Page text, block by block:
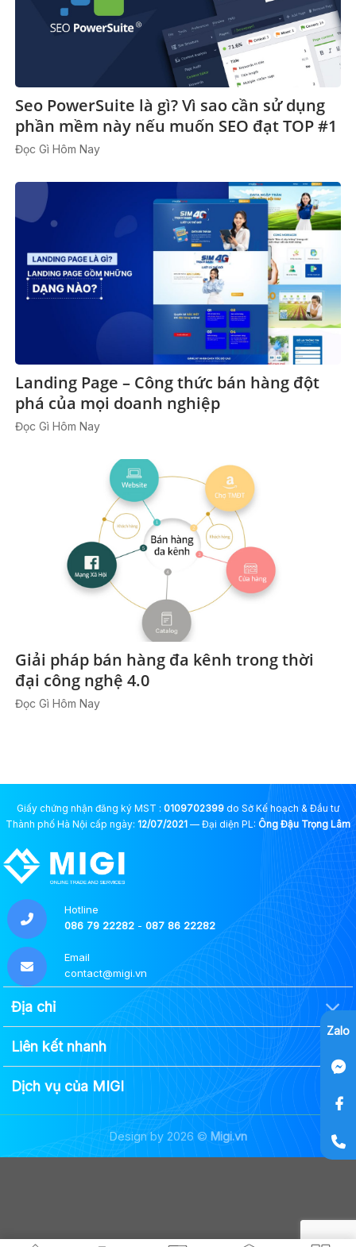
Seo PowerSuite là gì? Vì sao cần sử dụng
phần mềm này nếu muốn SEO đạt TOP #1
Đọc Gì Hôm Nay
Landing Page – Công thức bán hàng đột
phá của mọi doanh nghiệp
Đọc Gì Hôm Nay
Giải pháp bán hàng đa kênh trong thời
đại công nghệ 4.0
Đọc Gì Hôm Nay
Giấy chứng nhận đăng ký MST : 0109702399 do Sở Kế hoạch & Đầu tư
Thành phố Hà Nội cấp ngày: 12/07/2021 — Đại diện PL: Ông Đậu Trọng Lâm
Hotline
086 79 22282- 087 86 22282
Email
contact@migi.vn
Địa chỉ
Liên kết nhanh
Dịch vụ của MIGI
Design by 2026 © Migi.vn
Zalo